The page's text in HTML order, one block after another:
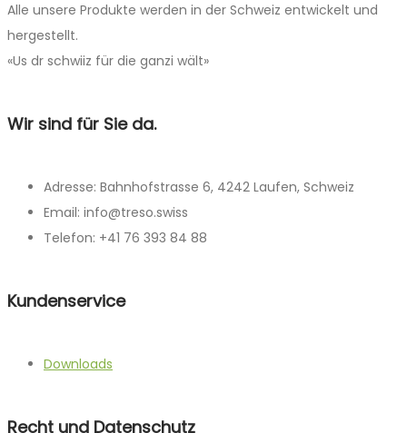
werden
Alle unsere Produkte werden in der Schweiz entwickelt und
hergestellt.
«Us dr schwiiz für die ganzi wält»
Wir sind für Sie da.
Adresse: Bahnhofstrasse 6, 4242 Laufen, Schweiz
Email: info@treso.swiss
Telefon: +41 76 393 84 88
Kundenservice
Downloads
Recht und Datenschutz